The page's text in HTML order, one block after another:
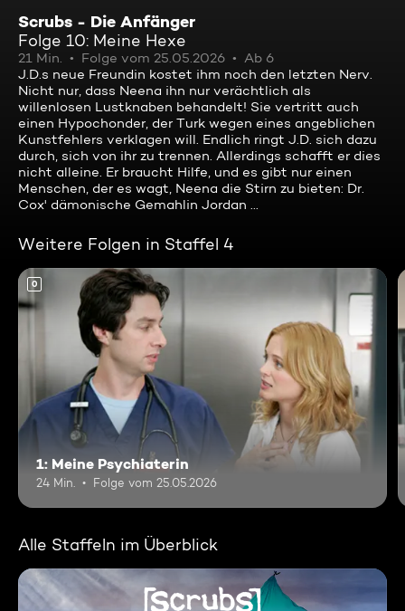
Scrubs - Die Anfänger
Folge 10: Meine Hexe
21 Min. Folge vom 25.05.2026
Ab 6
J.D.s neue Freundin kostet ihm noch den letzten Nerv.
Nicht nur, dass Neena ihn nur verächtlich als
willenlosen Lustknaben behandelt! Sie vertritt auch
einen Hypochonder, der Turk wegen eines angeblichen
Kunstfehlers verklagen will. Endlich ringt J.D. sich dazu
durch, sich von ihr zu trennen. Allerdings schafft er dies
nicht alleine. Er braucht Hilfe, und es gibt nur einen
Menschen, der es wagt, Neena die Stirn zu bieten: Dr.
Cox' dämonische Gemahlin Jordan ...
Weitere Folgen in Staffel 4
0
1: Meine Psychiaterin
24 Min. Folge vom 25.05.2026
Alle Staffeln im Überblick